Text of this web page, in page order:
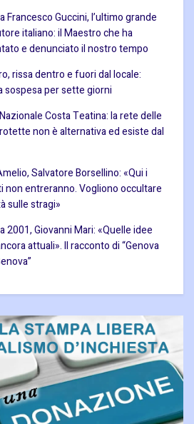
Francesco Guccini, l’ultimo grande
italiano: il Maestro che ha
e denunciato il nostro tempo
rissa dentro e fuori dal locale:
sospesa per sette giorni
Costa Teatina: la rete delle
non è alternativa ed esiste dal
Salvatore Borsellino: «Qui i
non entreranno. Vogliono occultare
sulle stragi»
2001, Giovanni Mari: «Quelle idee
attuali». Il racconto di “Genova